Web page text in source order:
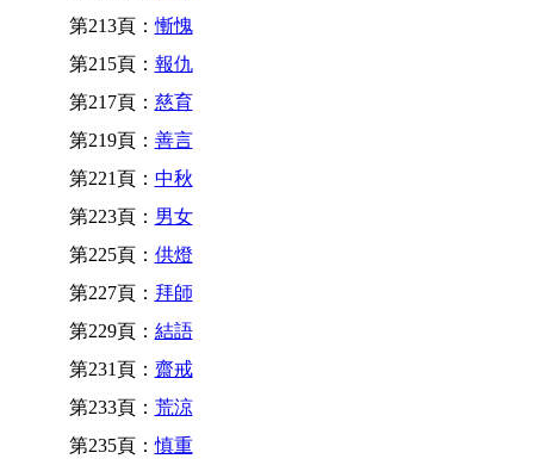
第213頁：慚愧
第215頁： 報仇
第217頁： 慈育
第219頁： 善言
第221頁： 中秋
第223頁： 男女
第225頁： 供燈
第227頁： 拜師
第229頁： 結語
第231頁： 齋戒
第233頁： 荒涼
第235頁：慎重